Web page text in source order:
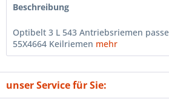
Beschreibung
Optibelt 3 L 543 Antriebsriemen
55X4664 Keilriemen mehr
unser Service für Sie: